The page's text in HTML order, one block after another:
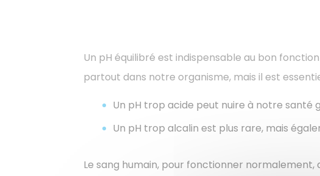
Un pH équilibré est indispensable au bon
partout dans notre organisme, mais il est
Un pH trop acide peut nuire à notre santé
Un pH trop alcalin est plus rare, mais
Le sang humain, pour fonctionner